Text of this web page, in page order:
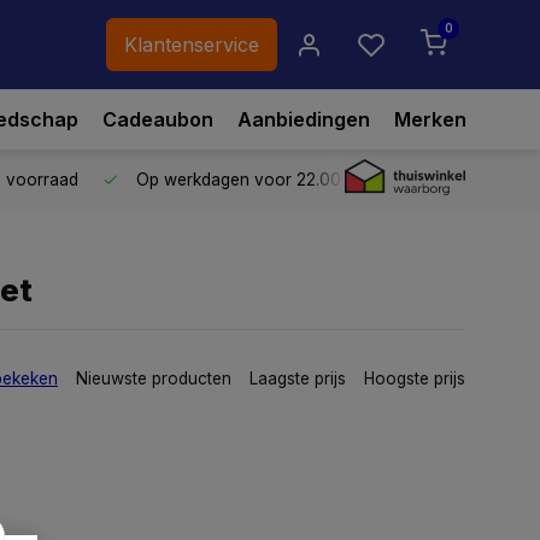
Klantenservice
0
Cadeaubon Aanbiedingen Merken
voorraad Op werkdagen voor 22.00 uur besteld,vandaag
Nieuwste producten Laagste prijs Hoogste prijs